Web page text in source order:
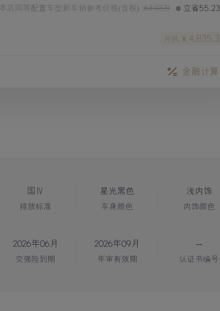
本店同等配置车型新车销参考价格(含税) :63.03万 立省
月供: ¥
金融计
国Ⅳ
排放标准
星光黑色
车身颜色
浅内饰
内饰颜色
2026年06月
交强险到期
2026年09月
年审有效期
--
认证书编号